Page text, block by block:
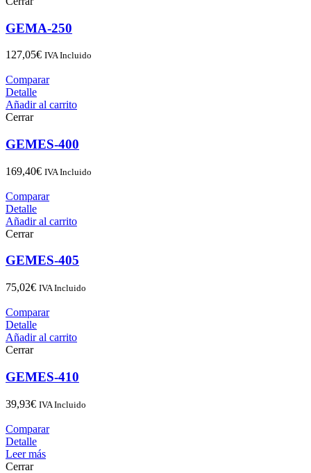
GEMA-250
127,05€ IVA Incluido
Comparar
Detalle
Añadir al carrito
Cerrar
GEMES-400
169,40€ IVA Incluido
Comparar
Detalle
Añadir al carrito
Cerrar
GEMES-405
75,02€ IVA Incluido
Comparar
Detalle
Añadir al carrito
Cerrar
GEMES-410
39,93€ IVA Incluido
Comparar
Detalle
Leer más
Cerrar